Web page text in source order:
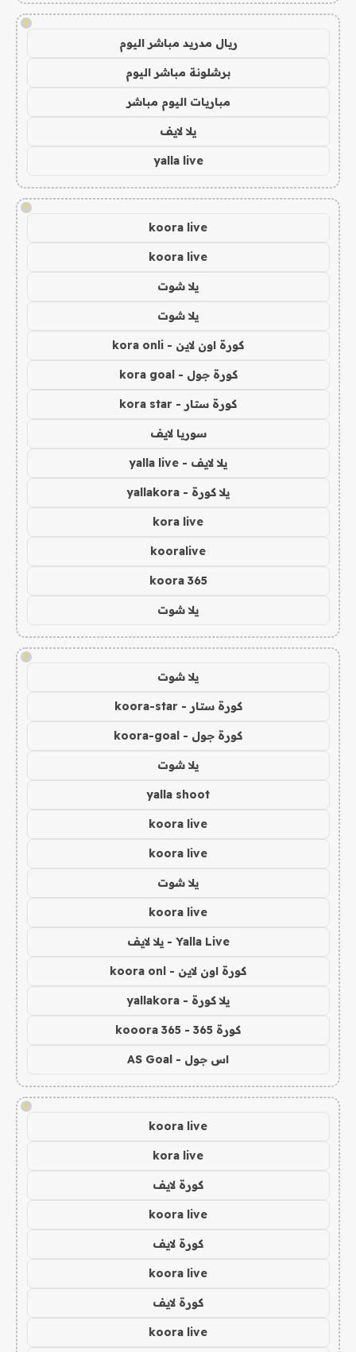
!
ريال مدريد مباشر اليوم
برشلونة مباشر اليوم
مباريات اليوم مباشر
يلا لايف
yalla live
!
koora live
koora live
يلا شوت
يلا شوت
كورة اون لاين - kora onli
كورة جول - kora goal
كورة ستار - kora star
سوريا لايف
يلا لايف - yalla live
يلا كورة - yallakora
kora live
kooralive
koora 365
يلا شوت
!
يلا شوت
كورة ستار - koora-star
كورة جول - koora-goal
يلا شوت
yalla shoot
koora live
koora live
يلا شوت
koora live
Yalla Live - يلا لايف
كورة اون لاين - koora onl
يلا كورة - yallakora
كورة 365 - kooora 365
اس جول - AS Goal
!
koora live
kora live
كورة لايف
koora live
كورة لايف
koora live
كورة لايف
koora live